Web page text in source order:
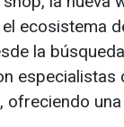
ecosistema
la
especialistas